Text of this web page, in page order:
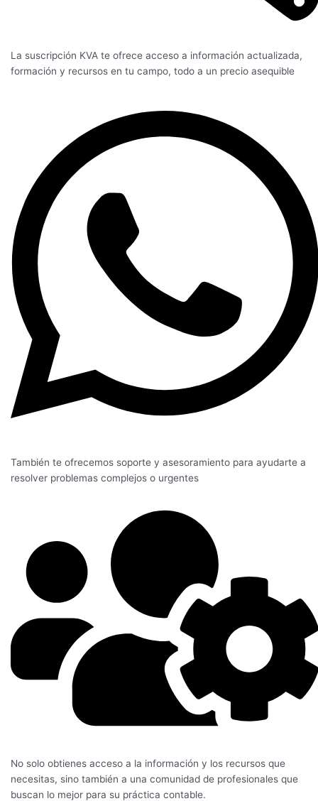
La suscripción KVA te ofrece acceso a información actualizada,
formación y recursos en tu campo, todo a un precio asequible
También te ofrecemos soporte y asesoramiento para ayudarte a
resolver problemas complejos o urgentes
No solo obtienes acceso a la información y los recursos que
necesitas, sino también a una comunidad de profesionales que
buscan lo mejor para su práctica contable.